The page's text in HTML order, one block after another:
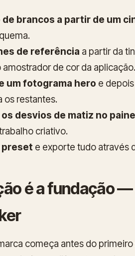
de brancos a partir de um
de referência a partir da
de cor da aplicação.
um fotograma hero e
os restantes.
desvios de matiz no
criativo.
preset e exporte tudo através
é a fundação
começa antes do